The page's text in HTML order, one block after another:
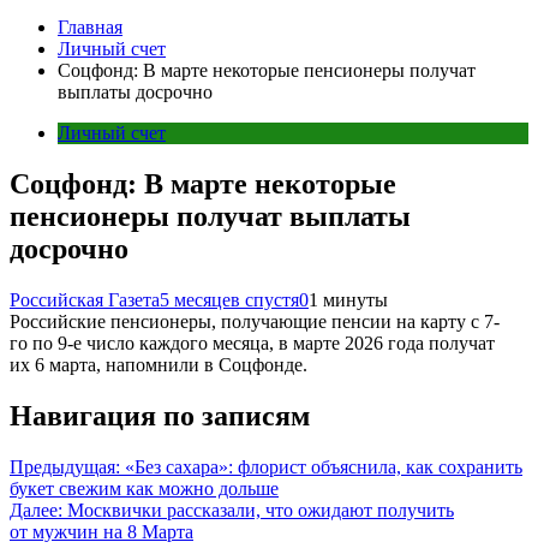
Главная
Личный счет
Соцфонд: В марте некоторые пенсионеры получат
выплаты досрочно
Личный счет
Соцфонд: В марте некоторые
пенсионеры получат выплаты
досрочно
Российская Газета5 месяцев спустя01 минуты
Российские пенсионеры, получающие пенсии на карту с 7-
го по 9-е число каждого месяца, в марте 2026 года получат
их 6 марта, напомнили в Соцфонде.
Навигация по записям
Предыдущая: «Без сахара»: флорист объяснила, как сохранить
букет свежим как можно дольше
Далее: Москвички рассказали, что ожидают получить
от мужчин на 8 Марта